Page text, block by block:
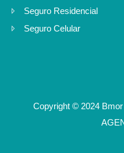
Seguro Residencial
Seguro Celular
Copyright © 2024